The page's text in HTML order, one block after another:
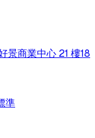
景商業中心 21 樓18
準